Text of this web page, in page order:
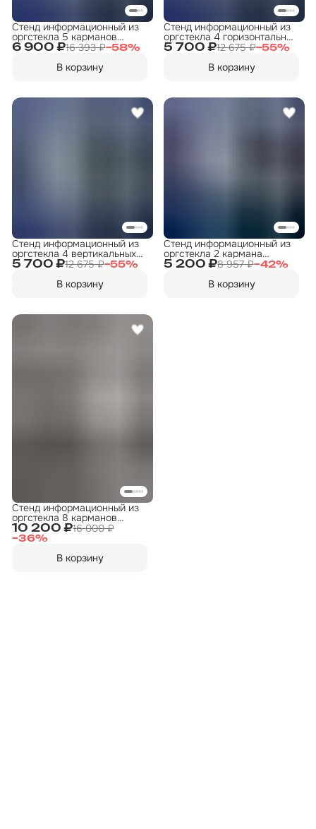
6 900 ₽16 393 ₽−58%
Стенд информационный из
оргстекла 5 карманов
830x800мм
В корзину
5 700 ₽12 675 ₽−55%
Стенд информационный из
оргстекла 4 горизонтальных
кармана 700x700мм
В корзину
5 700 ₽12 675 ₽−55%
Стенд информационный из
оргстекла 4 вертикальных
кармана 850x500мм
В корзину
5 200 ₽8 957 ₽−42%
Стенд информационный из
оргстекла 2 кармана
450х500мм
В корзину
10 200 ₽16 000 ₽
−36%
Стенд информационный из
оргстекла 8 карманов
1200х800мм
В корзину